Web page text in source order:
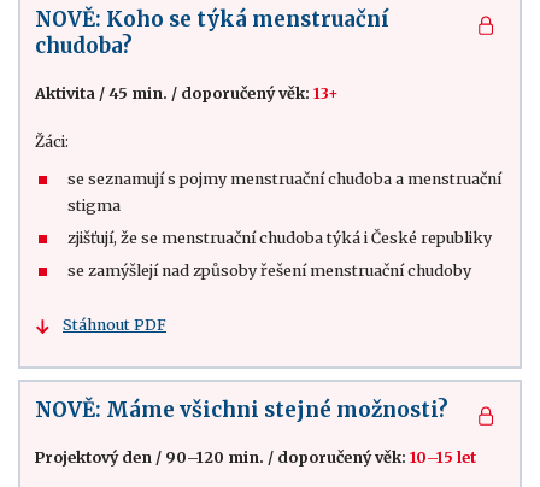
NOVĚ: Koho se týká menstruační
chudoba?
Aktivita / 45 min. / doporučený věk: 13+
Žáci:
se seznamují s pojmy menstruační chudoba a menstruační
stigma
zjišťují, že se menstruační chudoba týká i České republiky
se zamýšlejí nad způsoby řešení menstruační chudoby
Stáhnout PDF
NOVĚ: Máme všichni stejné možnosti?
Projektový den / 90–120 min. / doporučený věk: 10–15 let